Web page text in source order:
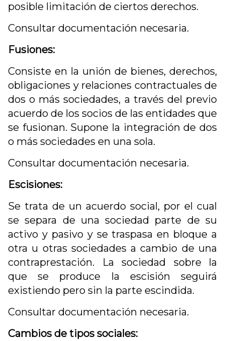
posible limitación de ciertos derechos.
Consultar documentación necesaria.
Fusiones:
Consiste en la unión de bienes, derechos,
obligaciones y relaciones contractuales de
dos o más sociedades, a través del previo
acuerdo de los socios de las entidades que
se fusionan. Supone la integración de dos
o más sociedades en una sola.
Consultar documentación necesaria.
Escisiones:
Se trata de un acuerdo social, por el cual
se separa de una sociedad parte de su
activo y pasivo y se traspasa en bloque a
otra u otras sociedades a cambio de una
contraprestación. La sociedad sobre la
que se produce la escisión seguirá
existiendo pero sin la parte escindida.
Consultar documentación necesaria.
Cambios de tipos sociales: